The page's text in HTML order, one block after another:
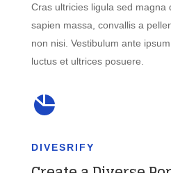
Cras ultricies ligula sed magna
sapien massa, convallis a
non nisi. Vestibulum ante
luctus et ultrices posuere.
DIVESRIFY